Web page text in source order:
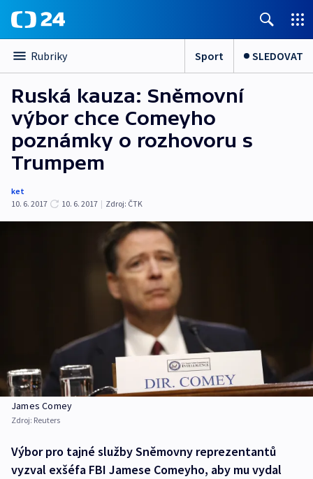
Rubriky Sport SLEDOVAT
Ruská kauza: Sněmovní
výbor chce Comeyho
poznámky o rozhovoru s
Trumpem
ket
10. 6. 2017
10. 6. 2017 | Zdroj: ČTK
James Comey
Zdroj: Reuters
Výbor pro tajné služby Sněmovny reprezentantů
vyzval exšéfa FBI Jamese Comeyho, aby mu vydal